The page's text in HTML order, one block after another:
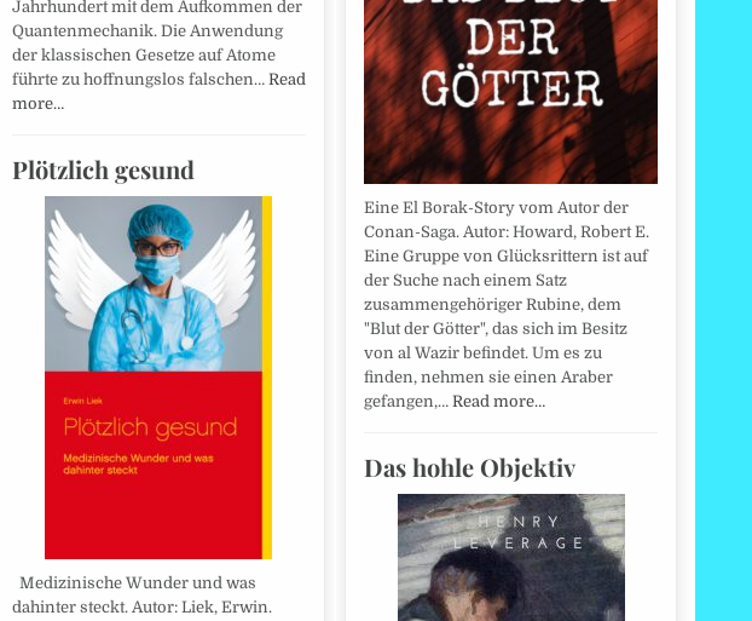
Jahrhundert mit dem Aufkommen der
Quantenmechanik. Die Anwendung
der klassischen Gesetze auf Atome
führte zu hoffnungslos falschen… Read
more…
Plötzlich gesund
Medizinische Wunder und was
dahinter steckt. Autor: Liek, Erwin.
Eine El Borak-Story vom Autor der
Conan-Saga. Autor: Howard, Robert E.
Eine Gruppe von Glücksrittern ist auf
der Suche nach einem Satz
zusammengehöriger Rubine, dem
"Blut der Götter", das sich im Besitz
von al Wazir befindet. Um es zu
finden, nehmen sie einen Araber
gefangen,… Read more…
Das hohle Objektiv